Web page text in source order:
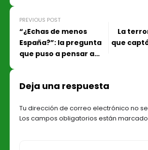
PREVIOUS POST
“¿Echas de menos
España?”: la pregunta
que puso a pensar a
La
que
Deja una respuesta
Tu dirección de correo electrónico no
Los campos obligatorios están